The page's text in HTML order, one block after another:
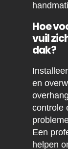
Hoe
vuil
dak?
en
controle
Een
helpen